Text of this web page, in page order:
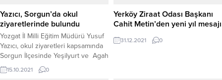
hazırlanan platform,...
Çamlık Bakım Merkezi personeline
ve misafirlerine teşekkür etti.
Görüşme, kurumlar...
Yazıcı, Sorgun’da okul
ziyaretlerinde bulundu
Yozgat İl Milli Eğitim Müdürü Yusuf
Yazıcı, okul ziyaretleri kapsamında
Sorgun İlçesinde Yeşilyurt ve Agah
Efendi İlkokullarını ziyaret etti.
15.10.2021 0
Yerköy Ziraat Odası Başkanı
Cahit Metin’den yeni yıl mesajı
31.12.2021 0